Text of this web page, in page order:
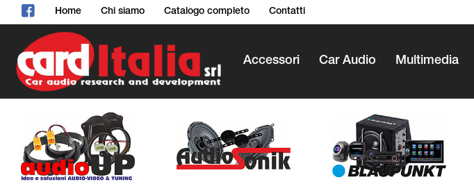
Home Chi siamo Catalogo completo Contatti
Accessori Car Audio Multimedia